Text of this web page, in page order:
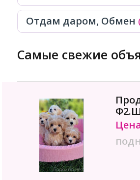
Отдам даром, Обмен
Самые свежие